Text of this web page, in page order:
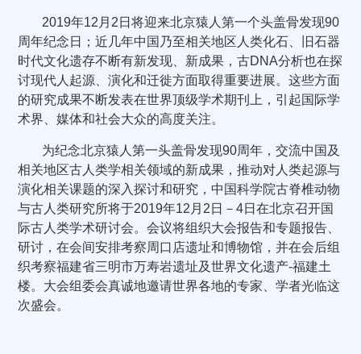
2019年12 月 2 日将迎来北京猿人第一个头盖骨发现90
周年纪念日；近几年中国乃至相关地区人类化石、旧石器
时代文化遗存不断有新发现、新成果，古DNA分析也在探
讨现代人起源、演化和迁徙方面取得重要进展。这些方面
的研究成果不断发表在世界顶级学术期刊上，引起国际学
术界、媒体和社会大众的高度关注。
为纪念北京猿人第一头盖骨发现90周年，交流中国及
相关地区古人类学相关领域的新成果，推动对人类起源与
演化相关课题的深入探讨和研究，中国科学院古脊椎动物
与古人类研究所将于2019年12 月 2 日－4日在北京召开国
际古人类学术研讨会。会议将组织大会报告和专题报告、
研讨，在会间安排考察周口店遗址和博物馆，并在会后组
织考察福建省三明市万寿岩遗址及世界文化遗产-福建土
楼。 大会组委会真诚地邀请世界各地的专家、学者光临这
次盛会。